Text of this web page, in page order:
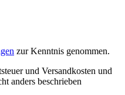
zur Kenntnis genommen.
und Versandkosten und
anders beschrieben